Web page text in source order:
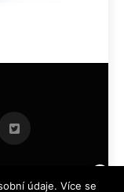
.
údaje. Více se